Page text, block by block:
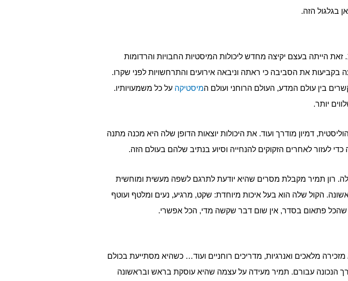
בגלגול הזה.
את חפיסת הקלפים הראשונה שלה קיבלה במקרה במתנה בשנת 1996. זאת הייתה בעצם יקיצה מחדש ליכולות המיסטיות החבויות והרדומות
את הסביבה כי ראתה וניבאה אירועים והתרחשויות לפני שקרו.
בין עולם המדע, העולם הרוחני ועולם המיסטיקה על כל משמעויותיו.
יותר.
דמיון מודרך ועוד. את היכולות יוצאות הדופן שלה היא מכנה מתנה
לעזור לאחרים הזקוקים להנחייה וסיוע בנתיב שלהם בעולם הזה.
רון תמיר מקבלת מסרים שהיא יודעת לתרגם לשפה מעשית ומוחשית
הקול שלה הוא בעל איכות מיוחדת: שקט, מרגיע, נעים ומלטף ועוטף
פתאום בסדר, אין שום דבר שקשה מדי, הכל אפשרי.
מלאכים ואנרגיות, מדריכים רוחניים ועוד… כשהיא מסתייעת בכולם
הנכונה עבורם. תמיר מעידה על עצמה שהיא עוסקת בראש ובראשונה